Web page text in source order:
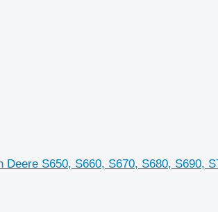
S650, S660, S670, S680, S690,